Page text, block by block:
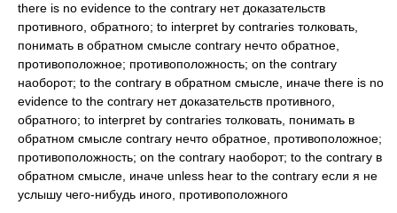
there is no evidence to the contrary нет доказательств
противного, обратного; to interpret by contraries толковать,
понимать в обратном смысле contrary нечто обратное,
противоположное; противоположность; on the contrary
наоборот; to the contrary в обратном смысле, иначе there is no
evidence to the contrary нет доказательств противного,
обратного; to interpret by contraries толковать, понимать в
обратном смысле contrary нечто обратное, противоположное;
противоположность; on the contrary наоборот; to the contrary в
обратном смысле, иначе unless hear to the contrary если я не
услышу чего-нибудь иного, противоположного